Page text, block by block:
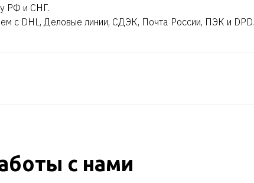
РФ и СНГ.
с DHL, Деловые линии, СДЭК, Почта России, ПЭК и DPD.
с нами